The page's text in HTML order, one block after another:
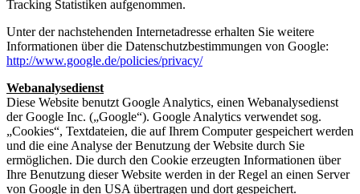
Tracking Statistiken aufgenommen.
Unter der nachstehenden Internetadresse erhalten Sie weitere
Informationen über die Datenschutzbestimmungen von Google:
http://www.google.de/policies/privacy/
Webanalysedienst
Diese Website benutzt Google Analytics, einen Webanalysedienst
der Google Inc. („Google“). Google Analytics verwendet sog.
„Cookies“, Textdateien, die auf Ihrem Computer gespeichert werden
und die eine Analyse der Benutzung der Website durch Sie
ermöglichen. Die durch den Cookie erzeugten Informationen über
Ihre Benutzung dieser Website werden in der Regel an einen Server
von Google in den USA übertragen und dort gespeichert.